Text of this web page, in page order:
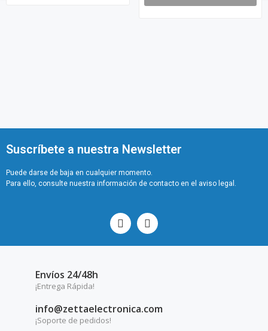
Suscríbete a nuestra Newsletter
Puede darse de baja en cualquier momento.
Para ello, consulte nuestra información de contacto en el aviso legal.
Envíos 24/48h
¡Entrega Rápida!
info@zettaelectronica.com
¡Soporte de pedidos!